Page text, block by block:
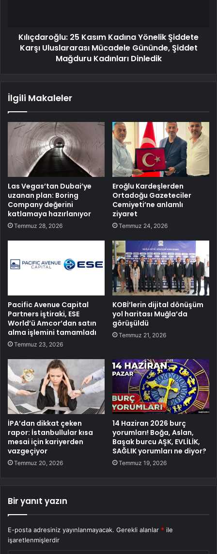
Kılıçdaroğlu: 25 Kasım Kadına Yönelik Şiddete
Karşı Uluslararası Mücadele Gününde, Şiddet
Mağduru Kadınları Dinledik
İlgili Makaleler
Las Vegas’tan Dubai’ye
uzanan plan: Boring
Company değerini
katlamaya hazırlanıyor
Temmuz 28, 2026
Eroğlu Kardeşlerden
Ortadoğu Gazeteciler
Cemiyeti’ne anlamlı
ziyaret
Temmuz 24, 2026
Pacific Avenue Capital
Partners iştiraki, ESE
World’ü Amcor’dan satın
alma işlemini tamamladı
Temmuz 23, 2026
KOBİ’lerin dijital dönüşüm
yol haritası Muğla’da
görüşüldü
Temmuz 21, 2026
İPA’dan dikkat çeken
rapor: İstanbullular kısa
mesai için kariyerden
vazgeçiyor
Temmuz 20, 2026
14 Haziran 2026 burç
yorumları! Boğa, Aslan,
Başak burcu AŞK, EVLİLİK,
SAĞLIK yorumları ne diyor?
Temmuz 19, 2026
Bir yanıt yazın
E-posta adresiniz yayınlanmayacak. Gerekli alanlar * ile
işaretlenmişlerdir